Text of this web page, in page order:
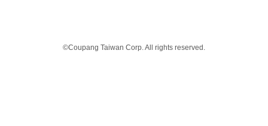
©Coupang Taiwan Corp. All rights reserved.